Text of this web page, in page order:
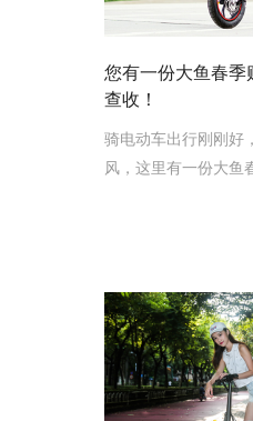
您有一份大鱼春
查收！
骑电动车出行刚刚好
风，这里有一份大